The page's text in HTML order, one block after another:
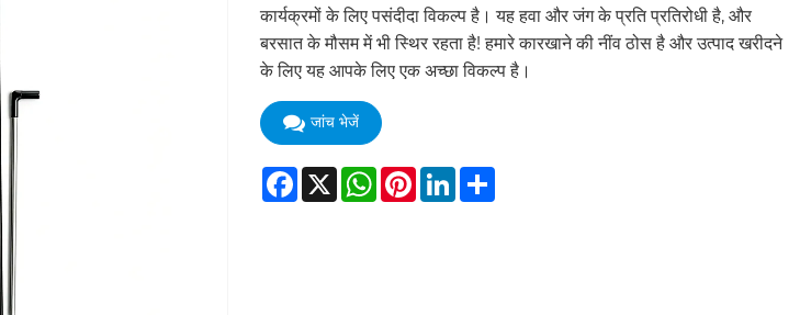
कार्यक्रमों के लिए पसंदीदा विकल्प है। यह हवा और जंग के प्रति प्रतिरोधी है, और
बरसात के मौसम में भी स्थिर रहता है! हमारे कारखाने की नींव ठोस है और उत्पाद खरीदने
के लिए यह आपके लिए एक अच्छा विकल्प है।
जांच भेजें
Facebook
X WhatsApp
Pinterest
LinkedIn
Share